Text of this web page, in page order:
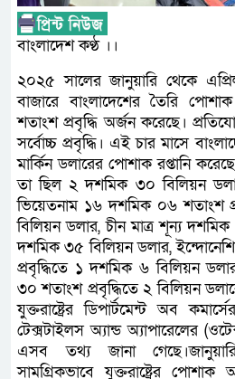
বাংলাদেশ কণ্ঠ ।।
২০২৫ সালের জানুয়ারি থেকে
বাজারে বাংলাদেশের তৈরি
শতাংশ প্রবৃদ্ধি অর্জন করেছে।
সর্বোচ্চ প্রবৃদ্ধি। এই চার মাসে
মার্কিন ডলারের পোশাক রপ্তানি
তা ছিল ২ দশমিক ৩০ বিলিয়ন
ভিয়েতনাম ১৬ দশমিক ০৬ শতাংশ
বিলিয়ন ডলার, চীন মাত্র শূন্য
দশমিক ৩৫ বিলিয়ন ডলার,
প্রবৃদ্ধিতে ১ দশমিক ৬ বিলিয়ন
৩০ শতাংশ প্রবৃদ্ধিতে ২ বিলিয়ন
যুক্তরাষ্ট্রের ডিপার্টমেন্ট অব
টেক্সটাইলস অ্যান্ড অ্যাপারেলের
এসব তথ্য জানা
সামগ্রিকভাবে যুক্তরাষ্ট্রের